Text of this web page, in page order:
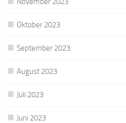
Oktober 2023
September 2023
August 2023
Juli 2023
Juni 2023